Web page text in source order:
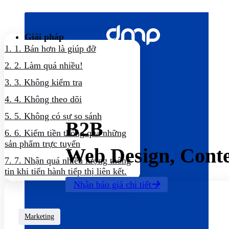
dung
Giải pháp
B2B
Web Design,
Nhận báo giá chi tiết
1. 1. Bán hơn là giúp đỡ
2. 2. Làm quá nhiều!
3. 3. Không kiểm tra
4. 4. Không theo dõi
5. 5. Không có sự so sánh
6. 6. Kiếm tiền thông qua những
sản phẩm trực tuyến
7. 7. Nhận quá nhiều lượng thông
tin khi tiến hành tiếp thị liên kết.
Marketing